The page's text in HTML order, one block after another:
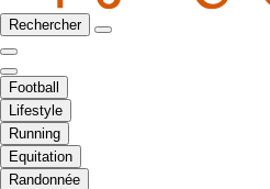
Rechercher
Football
Lifestyle
Running
Equitation
Randonnée